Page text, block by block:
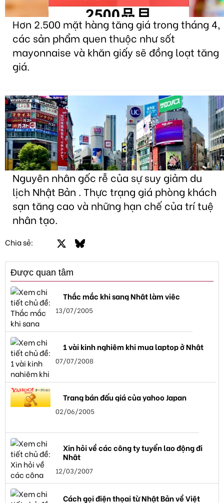
Hơn 2.500 mặt hàng tăng giá trong tháng 4,
các sản phẩm quen thuộc như sốt
mayonnaise và khăn giấy sẽ đồng loạt tăng
giá.
Nguyên nhân gốc rễ của sự suy giảm du
lịch Nhật Bản . Thực trạng giá phòng khách
sạn tăng cao và những hạn chế của trí tuệ
nhân tạo.
Chia sẻ: FacebookBluesky
Được quan tâm
Thắc mắc khi sang Nhật làm việc
13/07/2005
1 vài kinh nghiệm khi mua laptop ở Nhật
07/07/2008
Trang bán đấu giá của yahoo Japan
02/06/2005
Xin hỏi về các công ty tuyển lao động đi
Nhật
12/03/2007
Cách gọi điện thọai từ Nhật Bản về Việt